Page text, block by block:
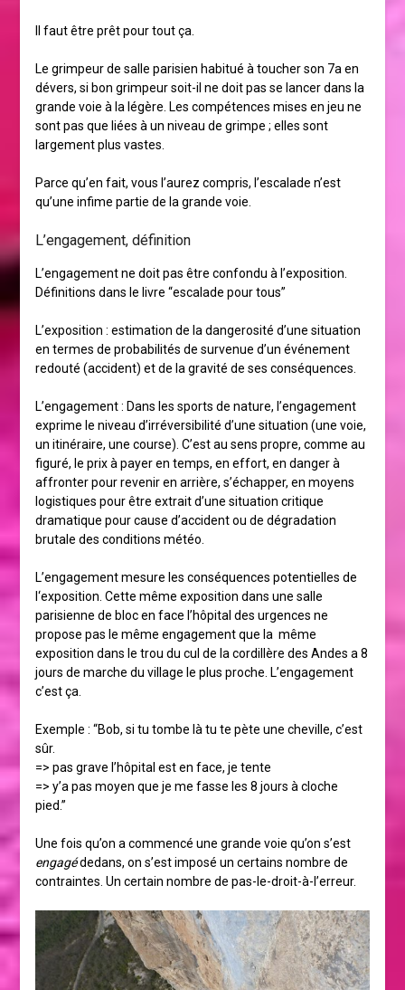
Il faut être prêt pour tout ça.
Le grimpeur de salle parisien habitué à toucher son 7a en
dévers, si bon grimpeur soit-il ne doit pas se lancer dans la
grande voie à la légère. Les compétences mises en jeu ne
sont pas que liées à un niveau de grimpe ; elles sont
largement plus vastes.
Parce qu’en fait, vous l’aurez compris, l’escalade n’est
qu’une infime partie de la grande voie.
L’engagement, définition
L’engagement ne doit pas être confondu à l’exposition.
Définitions dans le livre “escalade pour tous”
L’exposition : estimation de la dangerosité d’une situation
en termes de probabilités de survenue d’un événement
redouté (accident) et de la gravité de ses conséquences.
L’engagement : Dans les sports de nature, l’engagement
exprime le niveau d’irréversibilité d’une situation (une voie,
un itinéraire, une course). C’est au sens propre, comme au
figuré, le prix à payer en temps, en effort, en danger à
affronter pour revenir en arrière, s’échapper, en moyens
logistiques pour être extrait d’une situation critique
dramatique pour cause d’accident ou de dégradation
brutale des conditions météo.
L’engagement mesure les conséquences potentielles de
l‘exposition. Cette même exposition dans une salle
parisienne de bloc en face l’hôpital des urgences ne
propose pas le même engagement que la même
exposition dans le trou du cul de la cordillère des Andes a 8
jours de marche du village le plus proche. L’engagement
c’est ça.
Exemple : “Bob, si tu tombe là tu te pète une cheville, c’est
sûr.
=> pas grave l’hôpital est en face, je tente
=> y’a pas moyen que je me fasse les 8 jours à cloche
pied.”
Une fois qu’on a commencé une grande voie qu’on s’est
engagédedans, on s’est imposé un certains nombre de
contraintes. Un certain nombre de pas-le-droit-à-l’erreur.